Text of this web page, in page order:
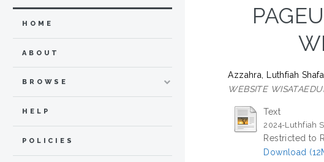
Azzahra, Luthfiah Shafa
WEBSITE
Text
2024-Luthfiah
Restricted to
Download
HOME
ABOUT
BROWSE
HELP
POLICIES